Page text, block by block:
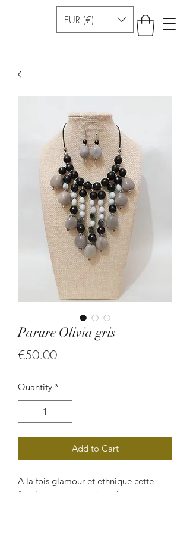
EUR (€)
Parure Olivia gris
€50.00Price
Quantity *
Add to Cart
A la fois glamour et ethnique cette
fabuleuse parure artisanale est